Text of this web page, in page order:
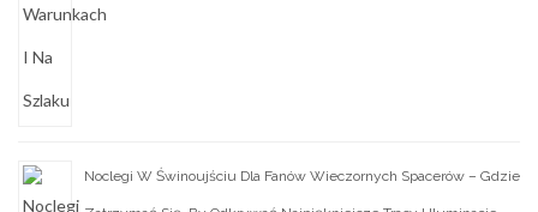
Noclegi W Świnoujściu Dla Fanów Wieczornych Spacerów – Gdzie